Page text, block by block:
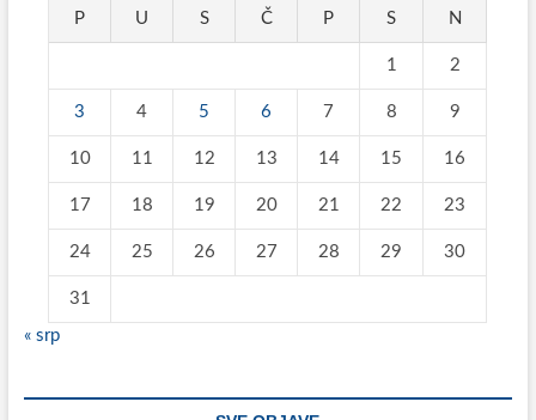
P U S Č P S N
1 2
3 4 5 6 7 8 9
10 11 12 13 14 15 16
17 18 19 20 21 22 23
24 25 26 27 28 29 30
31
« srp